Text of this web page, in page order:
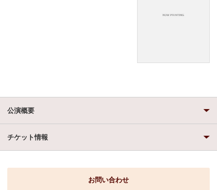
公演概要
チケット情報
お問い合わせ